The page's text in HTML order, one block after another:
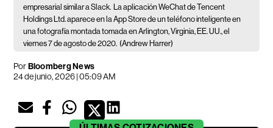
empresarial similar a Slack.
La aplicación WeChat de Tencent
Holdings Ltd. aparece en la App Store de un teléfono inteligente en
una fotografía montada tomada en Arlington, Virginia, EE. UU., el
viernes 7 de agosto de 2020. (Andrew Harrer)
PorBloomberg News
24 de junio, 2026 | 05:09 AM